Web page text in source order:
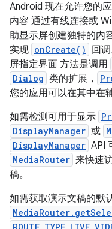
Android 现在允许您的
内容 通过有线连接或
助显示屏创建独特的内
实现 onCreate() 回
屏指定界面 方法是调用
Dialog 类的扩展，
您的应用可以在其中在
如需检测可用于显示
DisplayManager 或
DisplayManager API
MediaRouter 来快速
稿。
如需获取演示文稿的默